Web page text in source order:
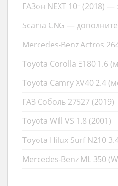
ГАЗон NEXT 10т (2018)
Scania CNG —
Mercedes-Benz Actros
Toyota Corolla E180 1.6
Toyota Camry XV40 2.4
ГАЗ Соболь 27527 (2019)
Toyota Will VS 1.8 (2001)
Toyota Hilux Surf N210
Mercedes-Benz ML 350